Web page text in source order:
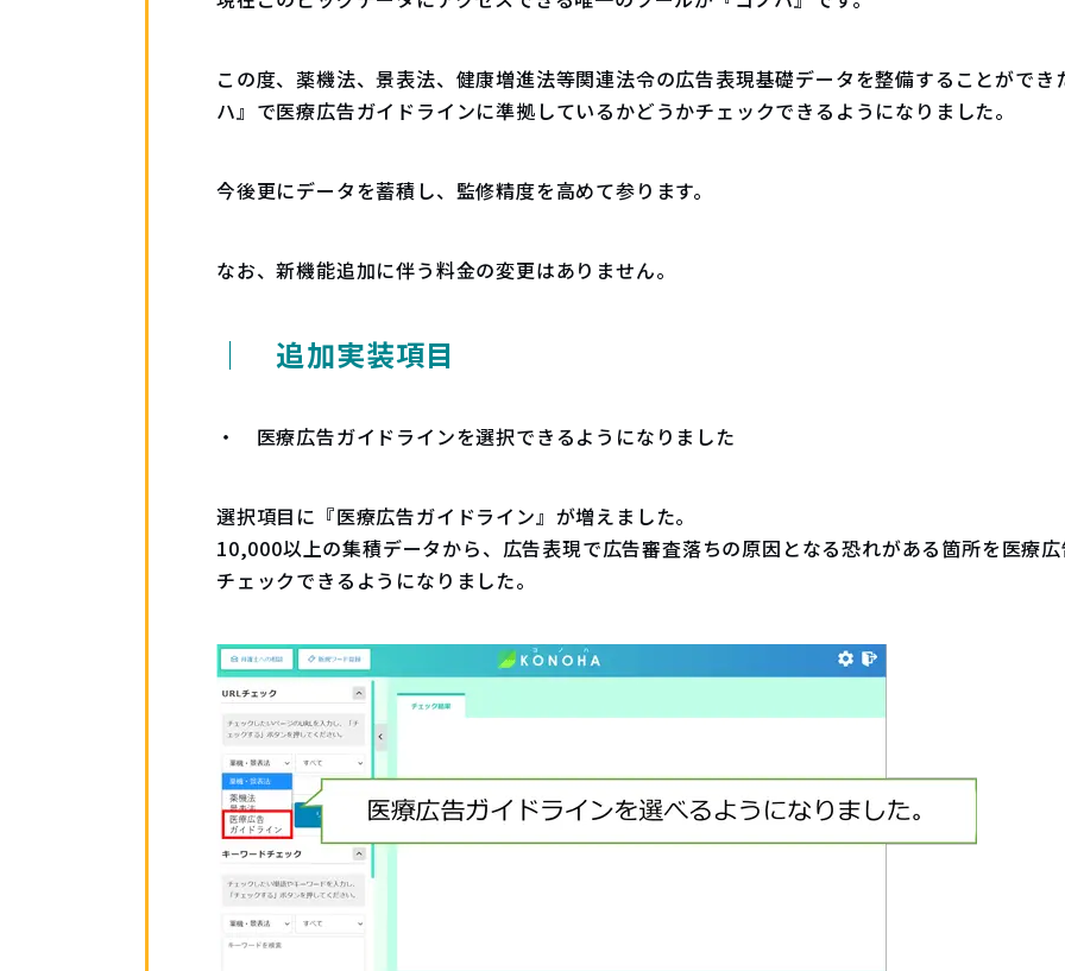
この度、薬機法、景表法、健康増進法等関連法令の広告表現基礎データを整備することがで
ハ』で医療広告ガイドラインに準拠しているかどうかチェックできるようになりました。
今後更にデータを蓄積し、監修精度を高めて参ります。
なお、新機能追加に伴う料金の変更はありません。
｜ 追加実装項目
・ 医療広告ガイドラインを選択できるようになりました
選択項目に『医療広告ガイドライン』が増えました。
10,000以上の集積データから、広告表現で広告審査落ちの原因となる恐れがある箇所を医療
チェックできるようになりました。